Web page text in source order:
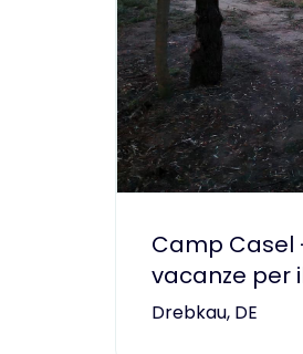
Camp Casel
vacanze per
Drebkau, DE